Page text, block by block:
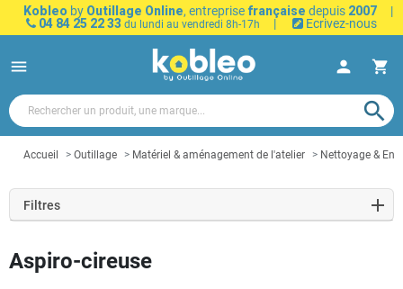
Kobleo by Outillage Online, entreprise française depuis 2007
|
04 84 25 22 33 du lundi au vendredi 8h-17h | Ecrivez-nous
menu person shopping_cart
search
Accueil Outillage Matériel & aménagement de l'atelier Nettoyage &
Filtres
Aspiro-cireuse